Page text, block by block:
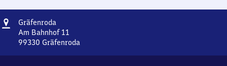
Adresse
Gräfenroda
Am Bahnhof 11
99330 Gräfenroda